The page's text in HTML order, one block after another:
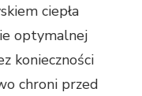
ciepła
optymalnej
konieczności
chroni przed